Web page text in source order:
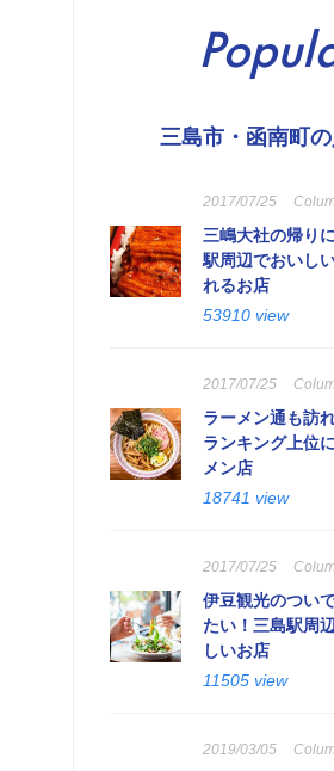
三島市・函南町
2017/07/25
三嶋大社の帰り
駅周辺でおいし
れるお店
53910 view
2017/07/25
ラーメン通も訪
ランキング上位
メン店
18741 view
2017/07/25
伊豆観光のつい
たい！三島駅周
しいお店
11505 view
2019/03/05